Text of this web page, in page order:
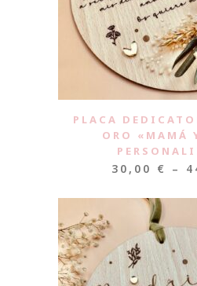
PLACA
ORO «MAMÁ
30,00 € –